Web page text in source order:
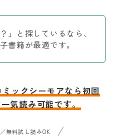
」と探しているなら、
書籍が最適です。
ミックシーモアなら初回
気読み可能です。
無料試し読みOK